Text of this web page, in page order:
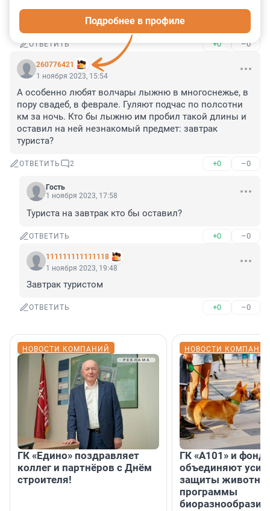
Следи за собой, будь осторожен! Следи за собой...
ОТВЕТИТЬ +0 –0
260776421
Подробнее в профиле
1 ноября 2023, 15:54
А особенно любят волчары лыжню в многоснежье, в
пору свадеб, в феврале. Гуляют подчас по полсотни
км за ночь. Кто бы лыжню им пробил такой длины и
оставил на ней незнакомый предмет: завтрак
туриста?
ОТВЕТИТЬ 2 +0 –0
Гость
1 ноября 2023, 17:58
Туриста на завтрак кто бы оставил?
ОТВЕТИТЬ +0 –0
111111111111118
1 ноября 2023, 19:48
Завтрак туристом
ОТВЕТИТЬ +0 –0
НОВОСТИ КОМПАНИЙ
ГК «Едино» поздравляет
коллег и партнёров с Днём
строителя!
НОВОСТИ
ГК «А101» и фонд
объединяют
защиты
программы
биоразнообразия